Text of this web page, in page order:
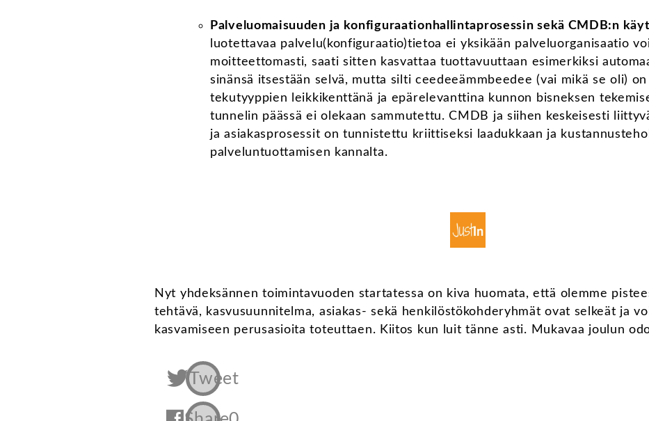
Palveluomaisuuden ja konfiguraationhallintaprosessin sekä CMDB:n
luotettavaa palvelu(konfiguraatio)tietoa ei yksikään palveluorganisaatio
moitteettomasti, saati sitten kasvattaa tuottavuuttaan esimerkiksi
sinänsä itsestään selvä, mutta silti ceedeeämmbeedee (vai mikä se oli)
tekutyyppien leikkikenttänä ja epärelevanttina kunnon bisneksen
tunnelin päässä ei olekaan sammutettu. CMDB ja siihen keskeisesti
ja asiakasprosessit on tunnistettu kriittiseksi laadukkaan ja
palveluntuottamisen kannalta.
Nyt yhdeksännen toimintavuoden startatessa on kiva huomata, että olemme
tehtävä, kasvusuunnitelma, asiakas- sekä henkilöstökohderyhmät ovat selkeät ja
kasvamiseen perusasioita toteuttaen. Kiitos kun luit tänne asti. Mukavaa joulun
Tweet